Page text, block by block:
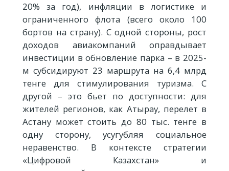
20% за год), инфляции в логистике и
ограниченного флота (всего около 100
бортов на страну). С одной стороны, рост
доходов авиакомпаний оправдывает
инвестиции в обновление парка – в 2025-
м субсидируют 23 маршрута на 6,4 млрд
тенге для стимулирования туризма. С
другой – это бьет по доступности: для
жителей регионов, как Атырау, перелет в
Астану может стоить до 80 тыс. тенге в
одну сторону, усугубляя социальное
неравенство. В контексте стратегии
«Цифровой Казахстан» и